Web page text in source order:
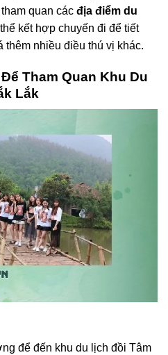
quan các địa điểm du
kết hợp chuyến đi để tiết
thêm nhiều điều thú vị khác.
Tham Quan Khu Du
Lắk
để đến khu du lịch đồi Tâm